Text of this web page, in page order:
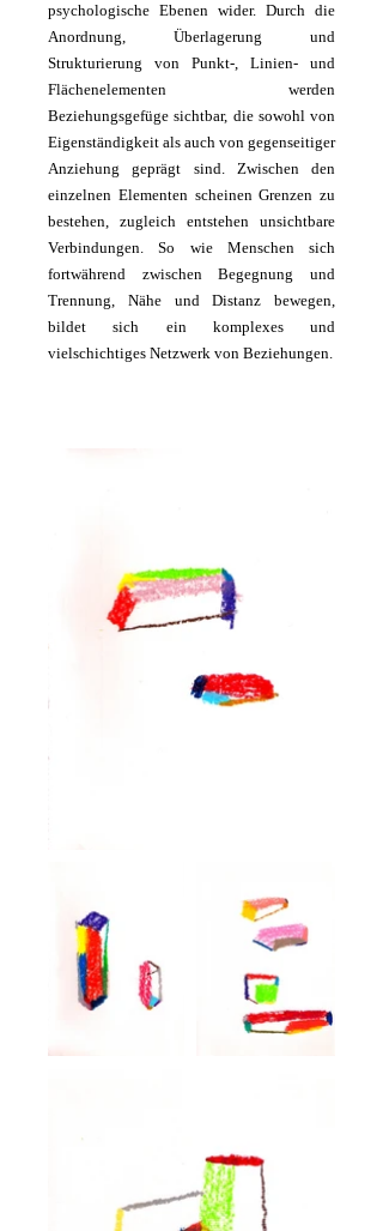
psychologische Ebenen wider. Durch die
Anordnung, Überlagerung und
Strukturierung von Punkt-, Linien- und
Flächenelementen werden
Beziehungsgefüge sichtbar, die sowohl von
Eigenständigkeit als auch von gegenseitiger
Anziehung geprägt sind. Zwischen den
einzelnen Elementen scheinen Grenzen zu
bestehen, zugleich entstehen unsichtbare
Verbindungen. So wie Menschen sich
fortwährend zwischen Begegnung und
Trennung, Nähe und Distanz bewegen,
bildet sich ein komplexes und
vielschichtiges Netzwerk von Beziehungen.